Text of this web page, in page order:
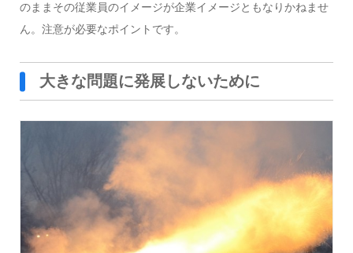
のままその従業員のイメージが企業イメージともなりかねませ
ん。注意が必要なポイントです。
大きな問題に発展しないために